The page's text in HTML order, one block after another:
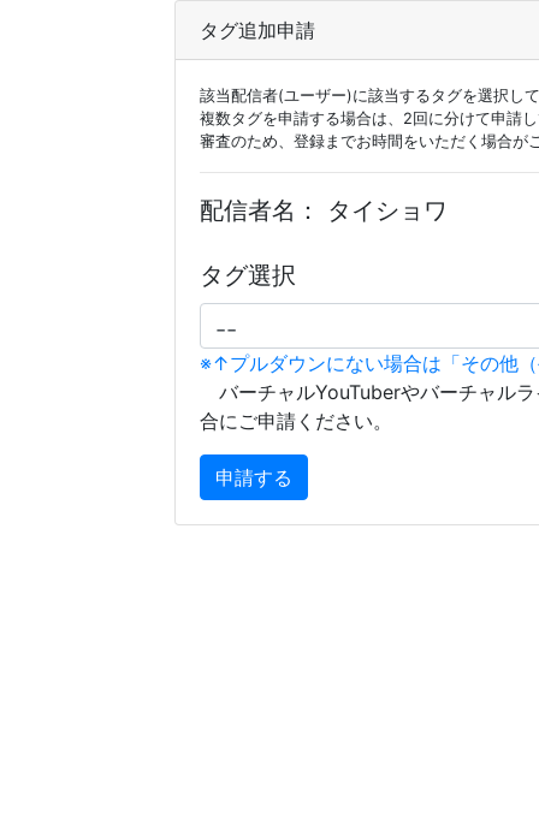
タグ追加申請
該当配信者(ユーザー)に該当するタグを選択し
複数タグを申請する場合は、2回に分けて申請
審査のため、登録までお時間をいただく場合が
配信者名： タイショワ
タグ選択
※↑プルダウンにない場合は「その他
バーチャルYouTuberやバーチャル
合にご申請ください。
申請する